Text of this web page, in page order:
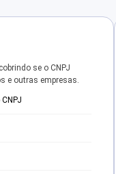
se o CNPJ
e outras empresas.